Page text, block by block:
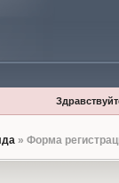
» Форма